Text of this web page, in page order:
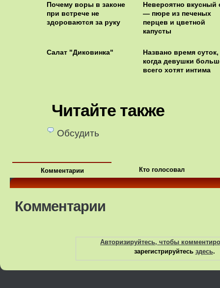
Почему воры в законе
при встрече не
здороваются за руку
Невероятно вкусный
— пюре из печеных
перцев и цветной
капусты
Салат "Диковинка"
Названо время суток,
когда девушки
всего хотят интима
Читайте также
Обсудить
Комментарии Кто голосовал
Комментарии
Авторизируйтесь, чтобы
зарегистрируйтесь здесь.